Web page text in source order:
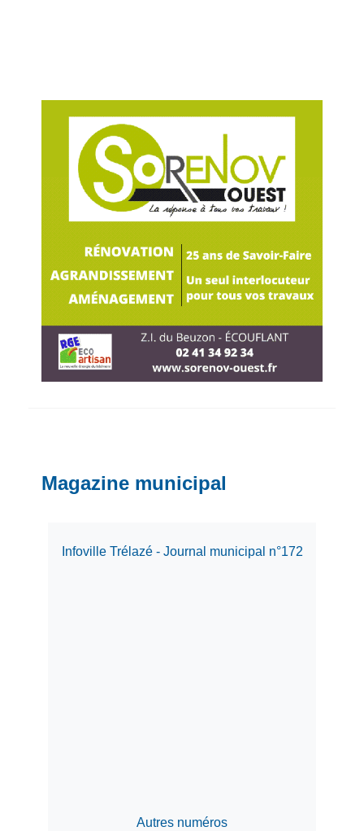
Magazine municipal
Infoville Trélazé - Journal municipal n°172
Autres numéros